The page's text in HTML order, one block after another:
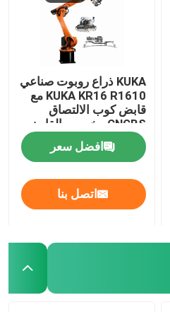
KUKA ذراع روبوت صناعي
KUKA KR16 R1610 مع
قابض كوب الالتصاق
CNGBS مخصص القابض
من أجل منصات نقالة
افضل سعر
اتصل بنا